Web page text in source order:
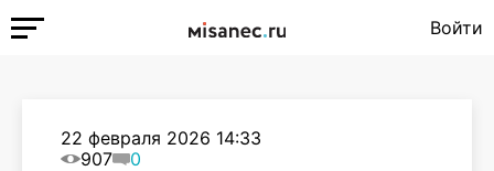
Войти
22 февраля 2026 14:33
907
0